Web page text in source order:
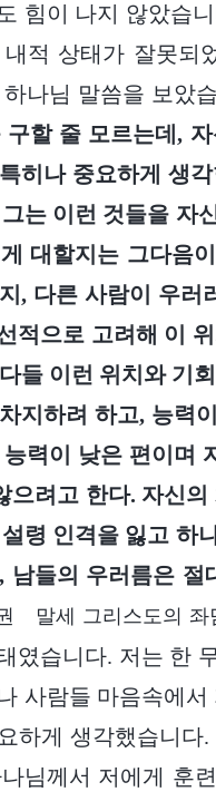
힘이 나지 않았습
적 상태가 잘못되
나님 말씀을 보았
할 줄 모르는데,
히나 중요하게 생
는 이런 것들을 자
대할지는 그다음
, 다른 사람이 우러
적으로 고려해 이
들 이런 위치와 기
지하려 하고, 능력
력이 낮은 편이며
려고 한다. 자신의
령 인격을 잃고 하
들의 우러름은 절
말세 그리스도의 좌
였습니다. 저는 한
사람들 마음속에서
하게 생각했습니다
님께서 저에게 훈